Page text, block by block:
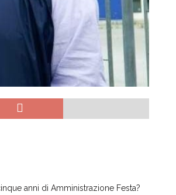
anni di Amministrazione Festa?